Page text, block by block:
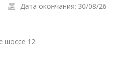
Дата окончания: 30/08/26
шоссе 12